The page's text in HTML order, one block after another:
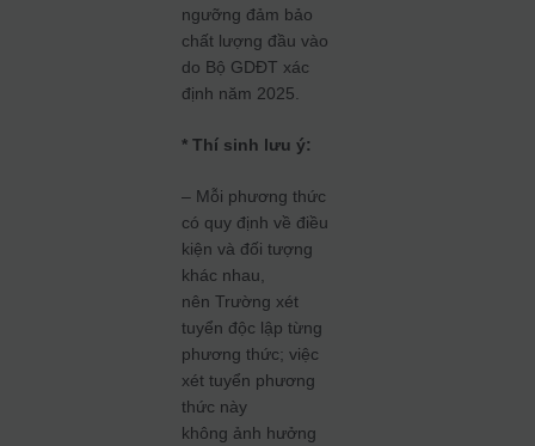
ngưỡng đảm bảo
chất lượng đầu vào
do Bộ GDĐT xác
định năm 2025.
* Thí sinh lưu ý:
– Mỗi phương thức
có quy định về điều
kiện và đối tượng
khác nhau,
nên Trường xét
tuyển độc lập từng
phương thức; việc
xét tuyển phương
thức này
không ảnh hưởng